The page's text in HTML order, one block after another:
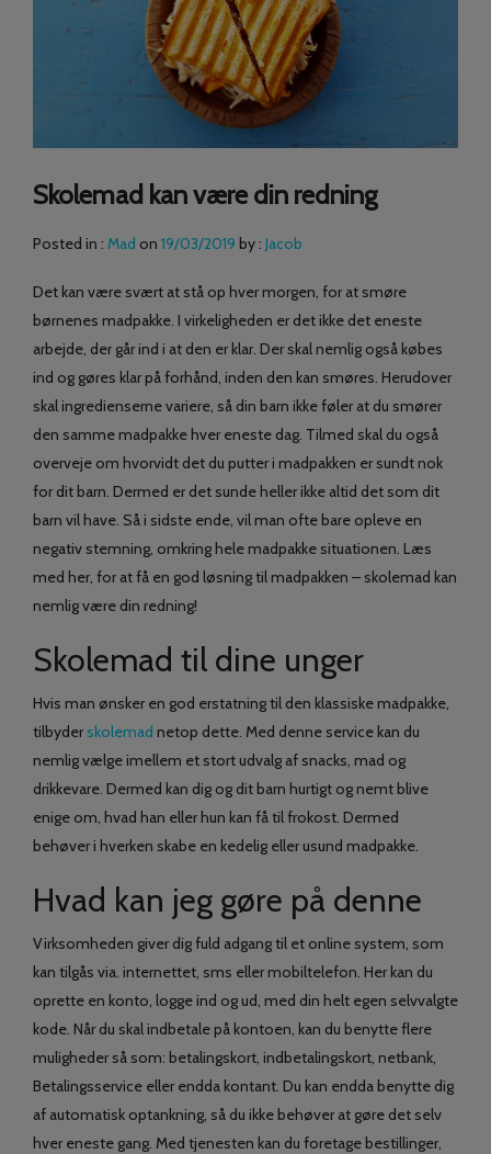
Skolemad kan være din redning
Posted in : Mad on 19/03/2019 by : Jacob
Det kan være svært at stå op hver morgen, for at smøre
børnenes madpakke. I virkeligheden er det ikke det eneste
arbejde, der går ind i at den er klar. Der skal nemlig også købes
ind og gøres klar på forhånd, inden den kan smøres. Herudover
skal ingredienserne variere, så din barn ikke føler at du smører
den samme madpakke hver eneste dag. Tilmed skal du også
overveje om hvorvidt det du putter i madpakken er sundt nok
for dit barn. Dermed er det sunde heller ikke altid det som dit
barn vil have. Så i sidste ende, vil man ofte bare opleve en
negativ stemning, omkring hele madpakke situationen. Læs
med her, for at få en god løsning til madpakken – skolemad kan
nemlig være din redning!
Skolemad til dine unger
Hvis man ønsker en god erstatning til den klassiske madpakke,
tilbyderskolemad netop dette. Med denne service kan du
nemlig vælge imellem et stort udvalg af snacks, mad og
drikkevare. Dermed kan dig og dit barn hurtigt og nemt blive
enige om, hvad han eller hun kan få til frokost. Dermed
behøver i hverken skabe en kedelig eller usund madpakke.
Hvad kan jeg gøre på denne
Virksomheden giver dig fuld adgang til et online system, som
kan tilgås via. internettet, sms eller mobiltelefon. Her kan du
oprette en konto, logge ind og ud, med din helt egen selvvalgte
kode. Når du skal indbetale på kontoen, kan du benytte flere
muligheder så som: betalingskort, indbetalingskort, netbank,
Betalingsservice eller endda kontant. Du kan endda benytte dig
af automatisk optankning, så du ikke behøver at gøre det selv
hver eneste gang. Med tjenesten kan du foretage bestillinger,